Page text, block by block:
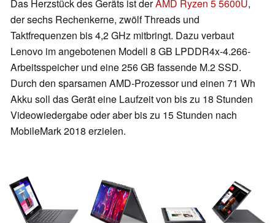
Das Herzstück des Geräts ist derAMD Ryzen 5 5600U,
der sechs Rechenkerne, zwölf Threads und
Taktfrequenzen bis 4,2 GHz mitbringt. Dazu verbaut
Lenovo im angebotenen Modell 8 GB LPDDR4x-4.266-
Arbeitsspeicher und eine 256 GB fassende M.2 SSD.
Durch den sparsamen AMD-Prozessor und einen 71 Wh
Akku soll das Gerät eine Laufzeit von bis zu 18 Stunden
Videowiedergabe oder aber bis zu 15 Stunden nach
MobileMark 2018 erzielen.